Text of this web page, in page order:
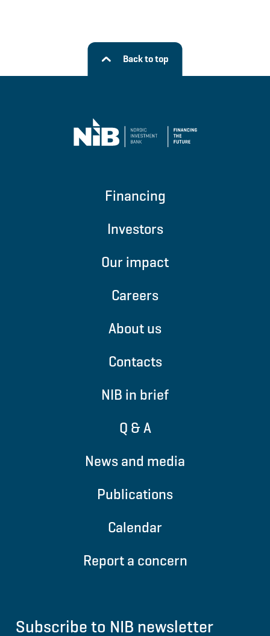
Back to top
Financing
Investors
Our impact
Careers
About us
Contacts
NIB in brief
Q & A
News and media
Publications
Calendar
Report a concern
Subscribe to NIB newsletter